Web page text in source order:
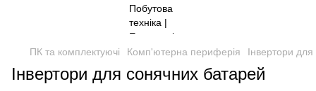
ПК та комплектуючі Комп'ютерна периферія Інвертори
Інвертори для сонячних батарей